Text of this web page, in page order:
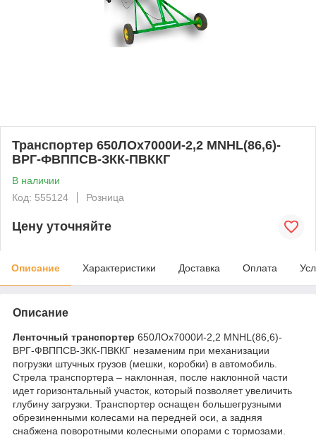
Транспортер 650ЛОх7000И-2,2 MNHL(86,6)-
ВРГ-ФВППСВ-ЗКК-ПВККГ
В наличии
Код: 555124
Розница
Цену уточняйте
Описание Характеристики Доставка Оплата
Описание
Ленточный транспортер 650ЛОх7000И-2,2 MNHL(86,6)-
ВРГ-ФВППСВ-ЗКК-ПВККГ незаменим при механизации
погрузки штучных грузов (мешки, коробки) в автомобиль.
Стрела транспортера – наклонная, после наклонной части
идет горизонтальный участок, который позволяет увеличить
глубину загрузки. Транспортер оснащен большегрузными
обрезиненными колесами на передней оси, а задняя
снабжена поворотными колесными опорами с тормозами.